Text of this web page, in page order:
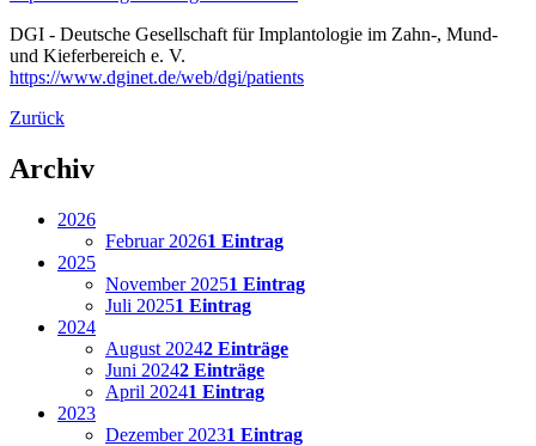
DGI - Deutsche Gesellschaft für Implantologie im Zahn-, Mund-
und Kieferbereich e. V.
https://www.dginet.de/web/dgi/patients
Zurück
Archiv
2026
Februar 20261 Eintrag
2025
November 20251 Eintrag
Juli 20251 Eintrag
2024
August 20242 Einträge
Juni 20242 Einträge
April 20241 Eintrag
2023
Dezember 20231 Eintrag